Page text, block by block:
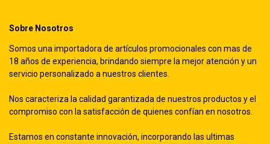
Sobre Nosotros
Somos una importadora de artículos promocionales con mas de
18 años de experiencia, brindando siempre la mejor atención y un
servicio personalizado a nuestros clientes.
Nos caracteriza la calidad garantizada de nuestros productos y el
compromiso con la satisfacción de quienes confían en nosotros.
Estamos en constante innovación, incorporando las ultimas